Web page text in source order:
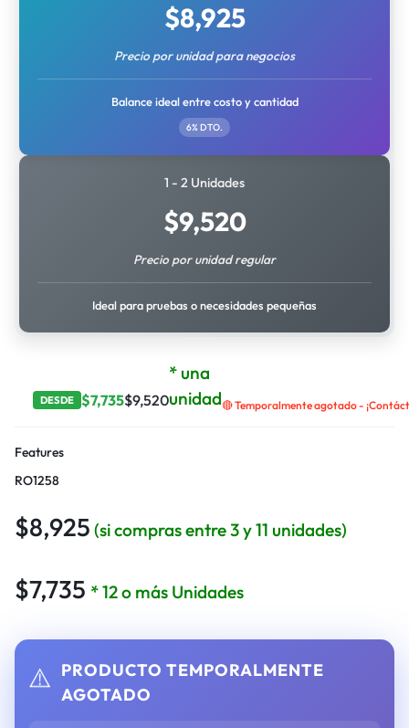
$8,925
Precio por unidad para negocios
Balance ideal entre costo y cantidad
6% DTO.
1 - 2 Unidades
$9,520
Precio por unidad regular
Ideal para pruebas o necesidades pequeñas
DESDE $7,735$9,520
* una
unidad🔴 Temporalmente agotado -
Features
RO1258
$8,925 (si compras entre 3 y 11 unidades)
$7,735 * 12 o más Unidades
⚠️ PRODUCTO TEMPORALMENTE
AGOTADO